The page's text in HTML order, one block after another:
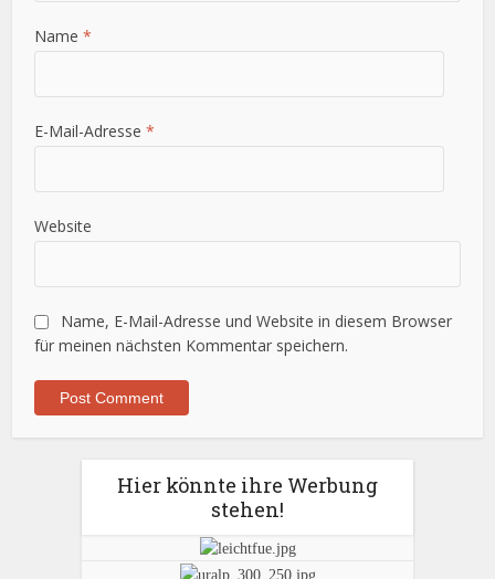
Name*
E-Mail-Adresse*
Website
Name, E-Mail-Adresse und Website in diesem Browser
für meinen nächsten Kommentar speichern.
Hier könnte ihre Werbung
stehen!